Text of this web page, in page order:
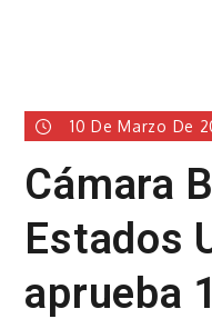
10 De Marzo De
Cámara
Estados
aprueba